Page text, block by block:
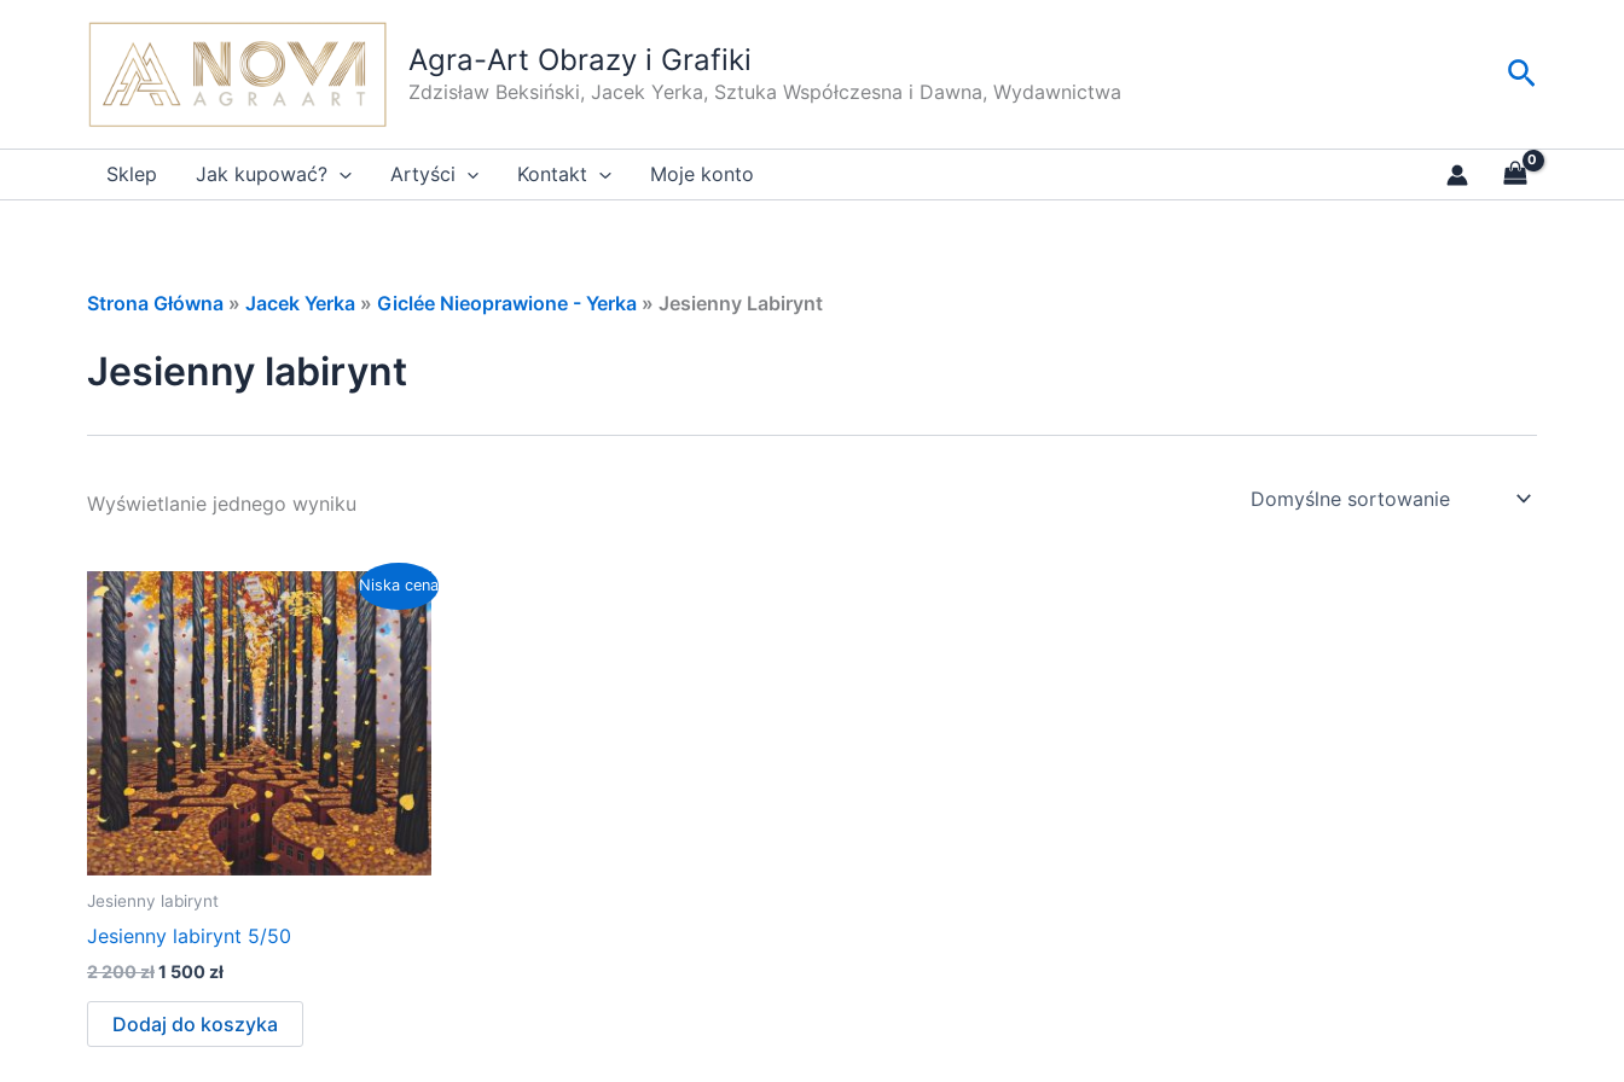
Agra-Art Obrazy i Grafiki
Zdzisław Beksiński, Jacek Yerka, Sztuka Współczesna i Dawna, Wydawnictwa
Szukaj
Sklep Jak kupować? Artyści Kontakt Moje konto
Strona Główna » Jacek Yerka » Giclée Nieoprawione - Yerka » Jesienny Labirynt
Jesienny labirynt
Wyświetlanie jednego wyniku
Niska cena
Jesienny labirynt
Jesienny labirynt 5/50
2 200złPierwotna
wynosiła:
2
1 500 złAktualna
wynosi:
1
Dodaj do koszyka